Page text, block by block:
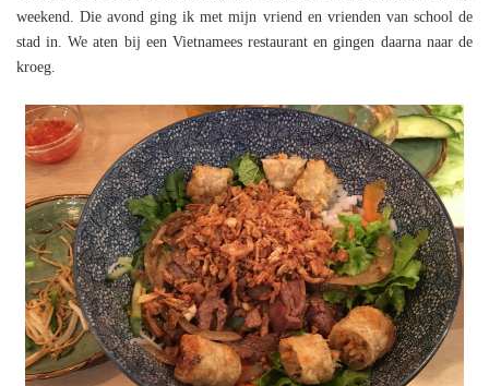
weekend. Die avond ging ik met mijn vriend en vrienden van school de
stad in. We aten bij een Vietnamees restaurant en gingen daarna naar de
kroeg.